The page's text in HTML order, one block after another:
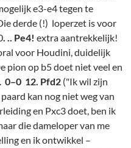
e3-e4 tegen te
derde (!) loperzet is voor
. .. Pe4! extra aantrekkelijk!
voor Houdini, duidelijk
pion op b5 doet niet veel en
0–0 12. Pfd2 ("Ik wil zijn
kan nog niet weg van
en Pxc3 doet, ben ik
die dameloper van me
en ik ontwikkel –